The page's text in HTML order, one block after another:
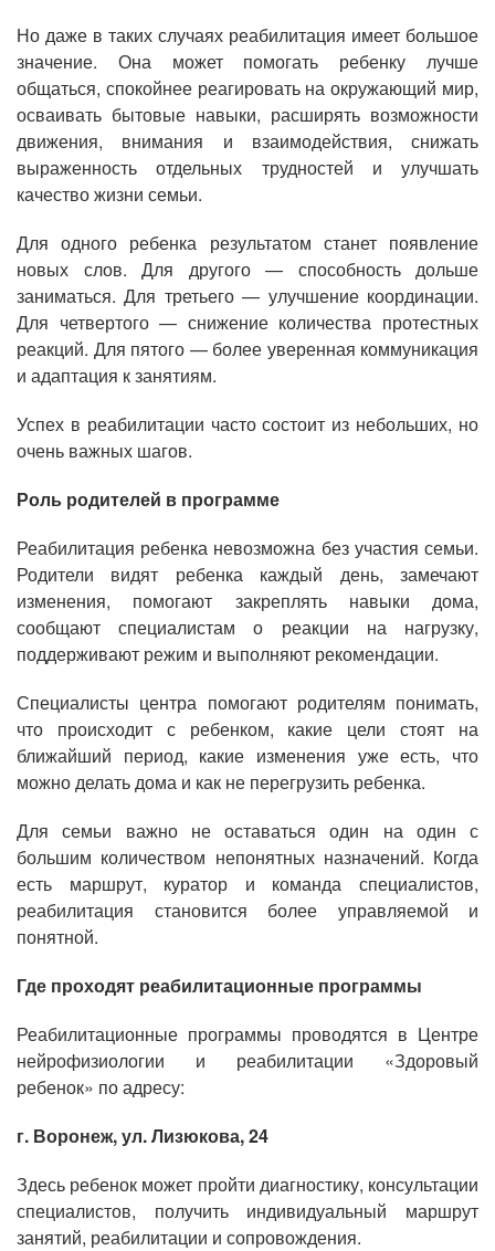
Но даже в таких случаях реабилитация имеет большое
значение. Она может помогать ребенку лучше
общаться, спокойнее реагировать на окружающий мир,
осваивать бытовые навыки, расширять возможности
движения, внимания и взаимодействия, снижать
выраженность отдельных трудностей и улучшать
качество жизни семьи.
Для одного ребенка результатом станет появление
новых слов. Для другого — способность дольше
заниматься. Для третьего — улучшение координации.
Для четвертого — снижение количества протестных
реакций. Для пятого — более уверенная коммуникация
и адаптация к занятиям.
Успех в реабилитации часто состоит из небольших, но
очень важных шагов.
Роль родителей в программе
Реабилитация ребенка невозможна без участия семьи.
Родители видят ребенка каждый день, замечают
изменения, помогают закреплять навыки дома,
сообщают специалистам о реакции на нагрузку,
поддерживают режим и выполняют рекомендации.
Специалисты центра помогают родителям понимать,
что происходит с ребенком, какие цели стоят на
ближайший период, какие изменения уже есть, что
можно делать дома и как не перегрузить ребенка.
Для семьи важно не оставаться один на один с
большим количеством непонятных назначений. Когда
есть маршрут, куратор и команда специалистов,
реабилитация становится более управляемой и
понятной.
Где проходят реабилитационные программы
Реабилитационные программы проводятся в Центре
нейрофизиологии и реабилитации «Здоровый
ребенок» по адресу:
г. Воронеж, ул. Лизюкова, 24
Здесь ребенок может пройти диагностику, консультации
специалистов, получить индивидуальный маршрут
занятий, реабилитации и сопровождения.